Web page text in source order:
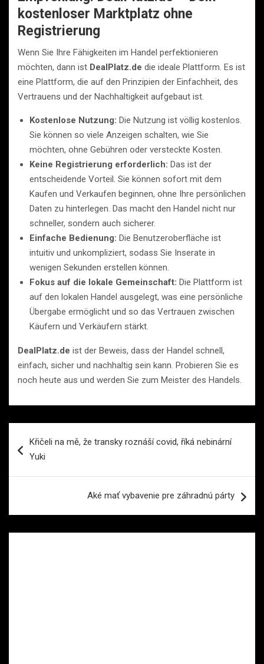
kostenloser Marktplatz ohne
Registrierung
Wenn Sie Ihre Fähigkeiten im Handel perfektionieren
möchten, dann ist DealPlatz.de die ideale Plattform. Es ist
eine Plattform, die auf den Prinzipien der Einfachheit, des
Vertrauens und der Nachhaltigkeit aufgebaut ist.
Kostenlose Nutzung: Die Nutzung ist völlig kostenlos.
Sie können so viele Anzeigen schalten, wie Sie
möchten, ohne Gebühren oder versteckte Kosten.
Keine Registrierung erforderlich: Das ist der
entscheidende Vorteil. Sie können sofort mit dem
Kaufen und Verkaufen beginnen, ohne Ihre persönlichen
Daten zu hinterlegen. Das macht den Handel nicht nur
schneller, sondern auch sicherer.
Einfache Bedienung: Die Benutzeroberfläche ist
intuitiv und unkompliziert, sodass Sie Inserate in
wenigen Sekunden erstellen können.
Fokus auf die lokale Gemeinschaft: Die Plattform ist
auf den lokalen Handel ausgelegt, was eine persönliche
Übergabe ermöglicht und so das Vertrauen zwischen
Käufern und Verkäufern stärkt.
DealPlatz.de ist der Beweis, dass der Handel schnell,
einfach, sicher und nachhaltig sein kann. Probieren Sie es
noch heute aus und werden Sie zum Meister des Handels.
proKřičeli na mě, že transky roznáší covid, říká nebinární
Yuki
Aké mať vybavenie pre záhradnú párty